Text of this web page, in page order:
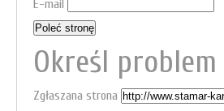
E-mail
Określ problem
Zgłaszana strona